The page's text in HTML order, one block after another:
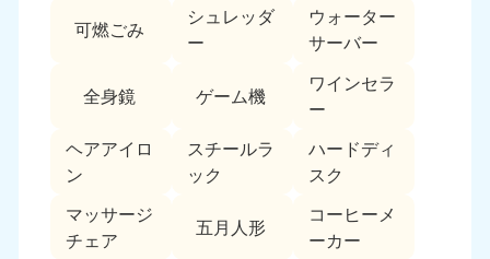
可燃ごみ
シュレッダ
ー
ウォーター
サーバー
全身鏡 ゲーム機
ワインセラ
ー
ヘアアイロ
ン
スチールラ
ック
ハードディ
スク
マッサージ
チェア
五月人形
コーヒーメ
ーカー
050-1881-5277
9:00〜19:00 年中無休
050-1881-5276
9:00〜19:00 年中無休
岩手県
9:00〜19:00 年中無休 9:00〜19:00 年中無休
050-1881-5273
9:00〜19:00 年中無休
050-1881-5272
9:00〜19:00 年中無休